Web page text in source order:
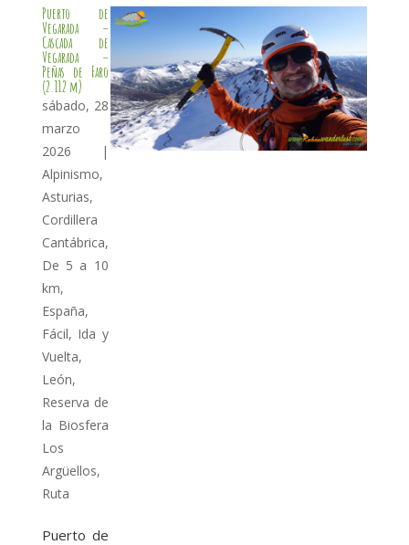
Puerto de
Vegarada –
Cascada de
Vegarada –
Peñas de Faro
(2.112 m)
sábado, 28
marzo
2026 |
Alpinismo,
Asturias,
Cordillera
Cantábrica,
De 5 a 10
km,
España,
Fácil, Ida y
Vuelta,
León,
Reserva de
la Biosfera
Los
Argüellos,
Ruta
Puerto de